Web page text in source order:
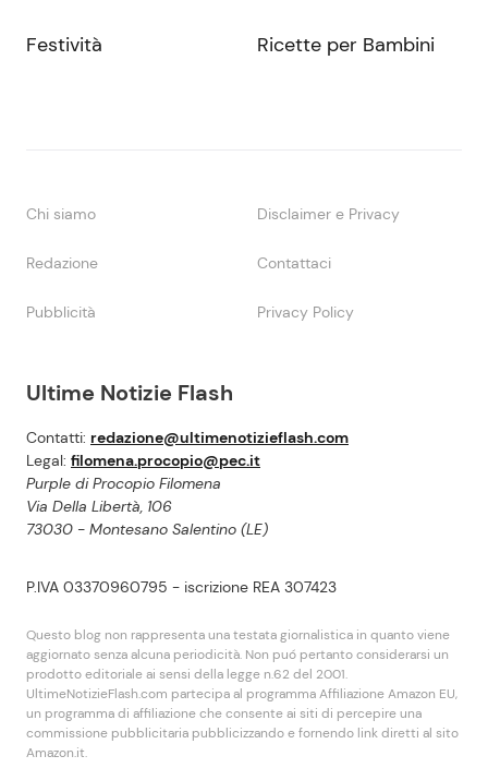
Ultime Notizie Flash
Contatti: redazione@ultimenotizieflash.com
Legal: filomena.procopio@pec.it
Purple di Procopio Filomena
Via Della Libertà, 106
73030 - Montesano Salentino (LE)
P.IVA 03370960795 - iscrizione REA 307423
Questo blog non rappresenta una testata giornalistica in quanto viene
aggiornato senza alcuna periodicità. Non puó pertanto considerarsi un
prodotto editoriale ai sensi della legge n.62 del 2001.
UltimeNotizieFlash.com partecipa al programma Affiliazione Amazon EU,
un programma di affiliazione che consente ai siti di percepire una
commissione pubblicitaria pubblicizzando e fornendo link diretti al sito
Amazon.it.
Festività Ricette per Bambini
Chi siamo Disclaimer e Privacy
Redazione Contattaci
Pubblicità Privacy Policy